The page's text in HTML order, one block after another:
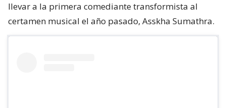
llevar a la primera comediante transformista al
certamen musical el año pasado, Asskha Sumathra.